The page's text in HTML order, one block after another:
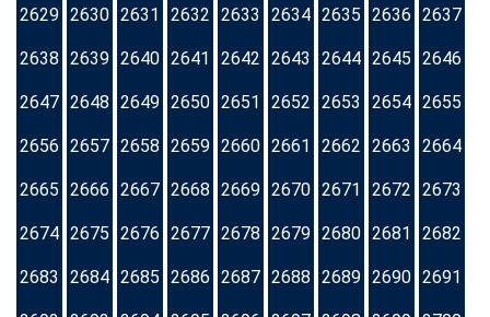
2629 2630 2631 2632 2633 2634 2635 2636 2637
2638 2639 2640 2641 2642 2643 2644 2645 2646
2647 2648 2649 2650 2651 2652 2653 2654 2655
2656 2657 2658 2659 2660 2661 2662 2663 2664
2665 2666 2667 2668 2669 2670 2671 2672 2673
2674 2675 2676 2677 2678 2679 2680 2681 2682
2683 2684 2685 2686 2687 2688 2689 2690 2691